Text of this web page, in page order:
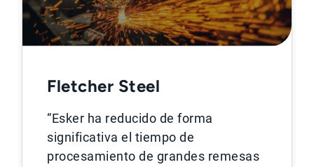
Fletcher Steel
“Esker ha reducido de forma
significativa el tiempo de
procesamiento de grandes remesas